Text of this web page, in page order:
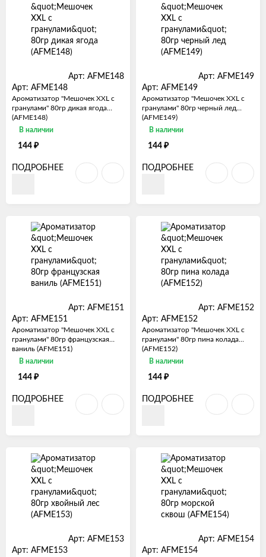
Арт: AFME148
Арт: AFME148
Ароматизатор "Мешочек XXL с
гранулами" 80гр дикая ягода
(AFME148)
В наличии
144 ₽
ПОДРОБНЕЕ
Арт: AFME149
Арт: AFME149
Ароматизатор "Мешочек XXL с
гранулами" 80гр черный лед
(AFME149)
В наличии
144 ₽
ПОДРОБНЕЕ
Арт: AFME151
Арт: AFME151
Ароматизатор "Мешочек XXL с
гранулами" 80гр французская
ваниль (AFME151)
В наличии
144 ₽
ПОДРОБНЕЕ
Арт: AFME152
Арт: AFME152
Ароматизатор "Мешочек XXL с
гранулами" 80гр пина колада
(AFME152)
В наличии
144 ₽
ПОДРОБНЕЕ
Арт: AFME153
Арт: AFME153
Арт: AFME154
Арт: AFME154